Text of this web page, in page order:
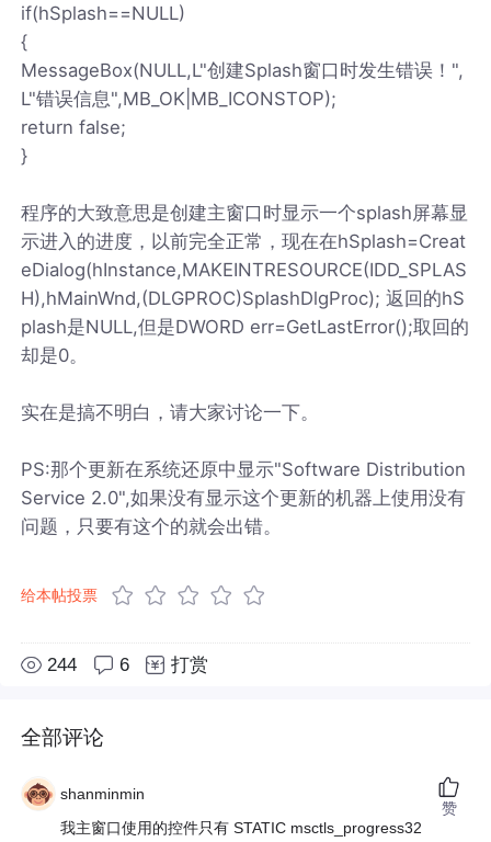
if(hSplash==NULL)
{
MessageBox(NULL,L"创建Splash窗口时发生错误！",
L"错误信息",MB_OK|MB_ICONSTOP);
return false;
}
程序的大致意思是创建主窗口时显示一个splash屏幕显
示进入的进度，以前完全正常，现在在hSplash=Creat
eDialog(hInstance,MAKEINTRESOURCE(IDD_SPLAS
H),hMainWnd,(DLGPROC)SplashDlgProc); 返回的hS
plash是NULL,但是DWORD err=GetLastError();取回的
却是0。
实在是搞不明白，请大家讨论一下。
PS:那个更新在系统还原中显示"Software Distribution
Service 2.0",如果没有显示这个更新的机器上使用没有
问题，只要有这个的就会出错。
给本帖投票
244 6 打赏
全部评论
shanminmin
我主窗口使用的控件只有 STATIC msctls_progress32
赞